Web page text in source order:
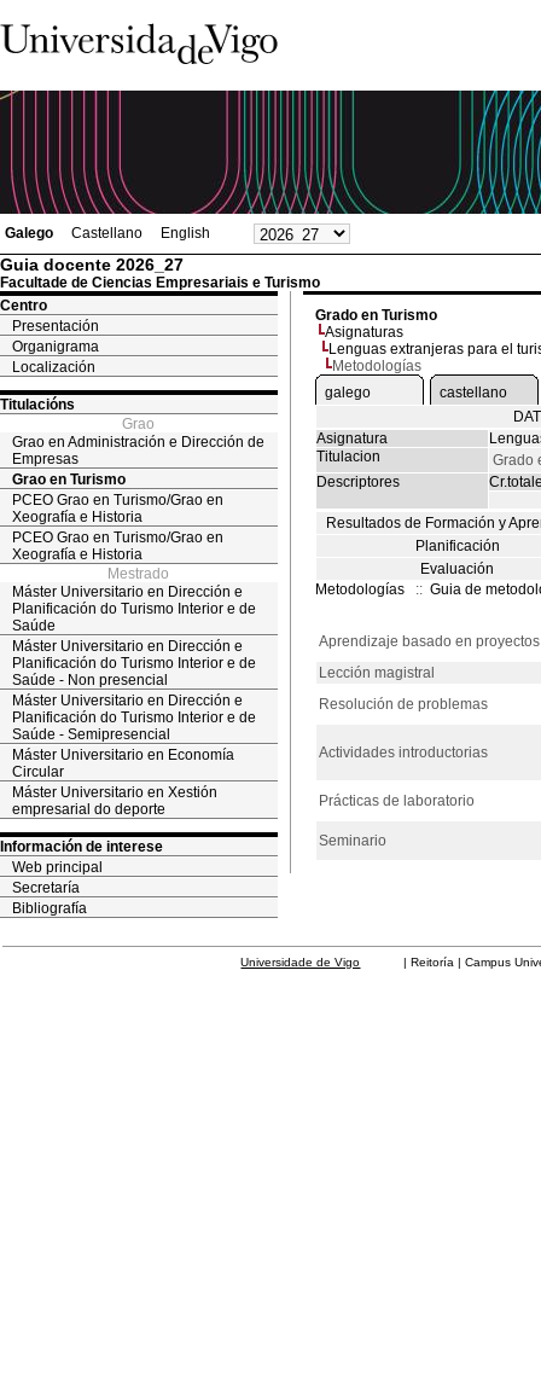
Galego Castellano English
Guia docente 2026_27
Facultade de Ciencias Empresariais e Turismo
Centro
Presentación
Organigrama
Localización
Titulacións
Grao
Grao en Administración e Dirección de
Empresas
Grao en Turismo
PCEO Grao en Turismo/Grao en
Xeografía e Historia
PCEO Grao en Turismo/Grao en
Xeografía e Historia
Mestrado
Máster Universitario en Dirección e
Planificación do Turismo Interior e de
Saúde
Máster Universitario en Dirección e
Planificación do Turismo Interior e de
Saúde - Non presencial
Máster Universitario en Dirección e
Planificación do Turismo Interior e de
Saúde - Semipresencial
Máster Universitario en Economía
Circular
Máster Universitario en Xestión
empresarial do deporte
Información de interese
Web principal
Secretaría
Bibliografía
Grado en Turismo
Asignaturas
Lenguas extranjeras para el
Metodologías
galego
castellano
Asignatura
Titulacion
Grado
Descriptores
Resultados de Formación y
Planificación
Evaluación
Metodologías
:: Guia de
Aprendizaje basado en proyectos
Lección magistral
Resolución de problemas
Actividades introductorias
Prácticas de laboratorio
Seminario
Universidade de Vigo | Reitoría | Campus